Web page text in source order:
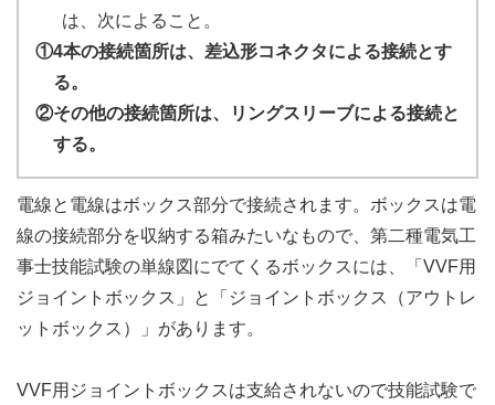
は、次によること。
①4本の接続箇所は、差込形コネクタによる接続とす
る。
②その他の接続箇所は、リングスリーブによる接続と
する。
電線と電線はボックス部分で接続されます。ボックスは電
線の接続部分を収納する箱みたいなもので、第二種電気工
事士技能試験の単線図にでてくるボックスには、「VVF用
ジョイントボックス」と「ジョイントボックス（アウトレ
ットボックス）」があります。
VVF用ジョイントボックスは支給されないので技能試験で